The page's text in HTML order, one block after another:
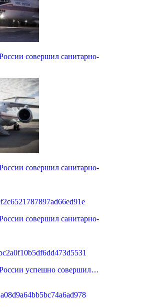
совершил санитарно-
совершил санитарно-
совершил санитарно-
успешно совершил…